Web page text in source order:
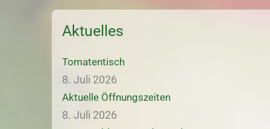
Aktuelles
Tomatentisch
8. Juli 2026
Aktuelle Öffnungszeiten
8. Juli 2026